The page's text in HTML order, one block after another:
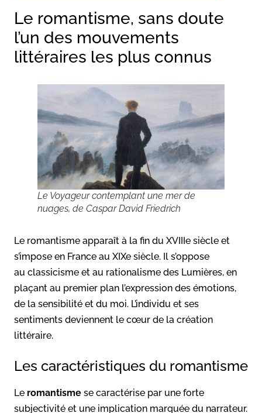
Le romantisme, sans doute
l’un des mouvements
littéraires les plus connus
Le Voyageur contemplant une mer de
nuages, de Caspar David Friedrich
Le romantisme apparaît à la fin du XVIIIe siècle et
s’impose en France au XIXe siècle. Il s’oppose
au classicisme et au rationalisme des Lumières, en
plaçant au premier plan l’expression des émotions,
de la sensibilité et du moi. L’individu et ses
sentiments deviennent le cœur de la création
littéraire.
Les caractéristiques du romantisme
Le romantisme se caractérise par une forte
subjectivité et une implication marquée du narrateur.